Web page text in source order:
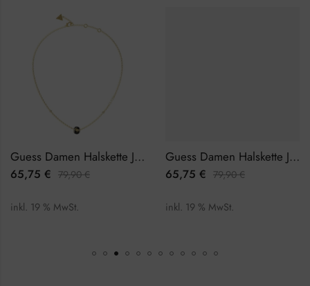
Guess Damen Halskette JUBN02281JWYGBKTU
65,75 € 79,90€
inkl. 19 % MwSt.
Guess Damen Halskette JUBN03110JWRHTU
65,75 € 79,90€
inkl. 19 % MwSt.